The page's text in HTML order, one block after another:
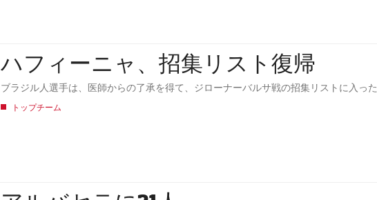
ハフィーニャ、招集リスト復帰
ブラジル人選手は、医師からの了承を得て、ジローナーバルサ戦の招集リストに入った
トップチーム